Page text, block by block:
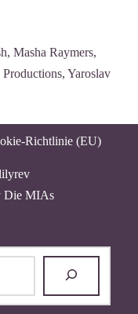
Masha Raymers,
Yaroslav
Richtlinie (EU)
Die MIAs